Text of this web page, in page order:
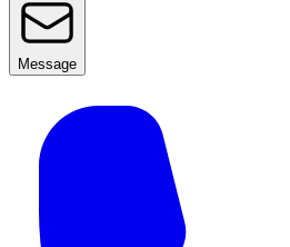
Message